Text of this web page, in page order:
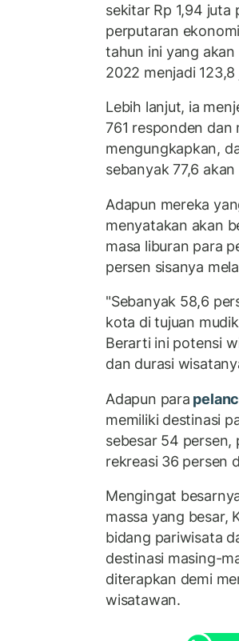
sekitar Rp 1,94 juta
perputaran
tahun ini yang
2022 menjadi
Lebih lanjut, ia
761 responden dan
mengungkapkan,
sebanyak 77,6
Adapun mereka
menyatakan akan
masa liburan para
persen sisanya
"Sebanyak 58,6
kota di tujuan
Berarti ini potensi
dan durasi
Adapun para
memiliki destinasi
sebesar 54 persen,
rekreasi 36 persen
Mengingat
massa yang besar,
bidang pariwisata
destinasi masing-
diterapkan demi
wisatawan.